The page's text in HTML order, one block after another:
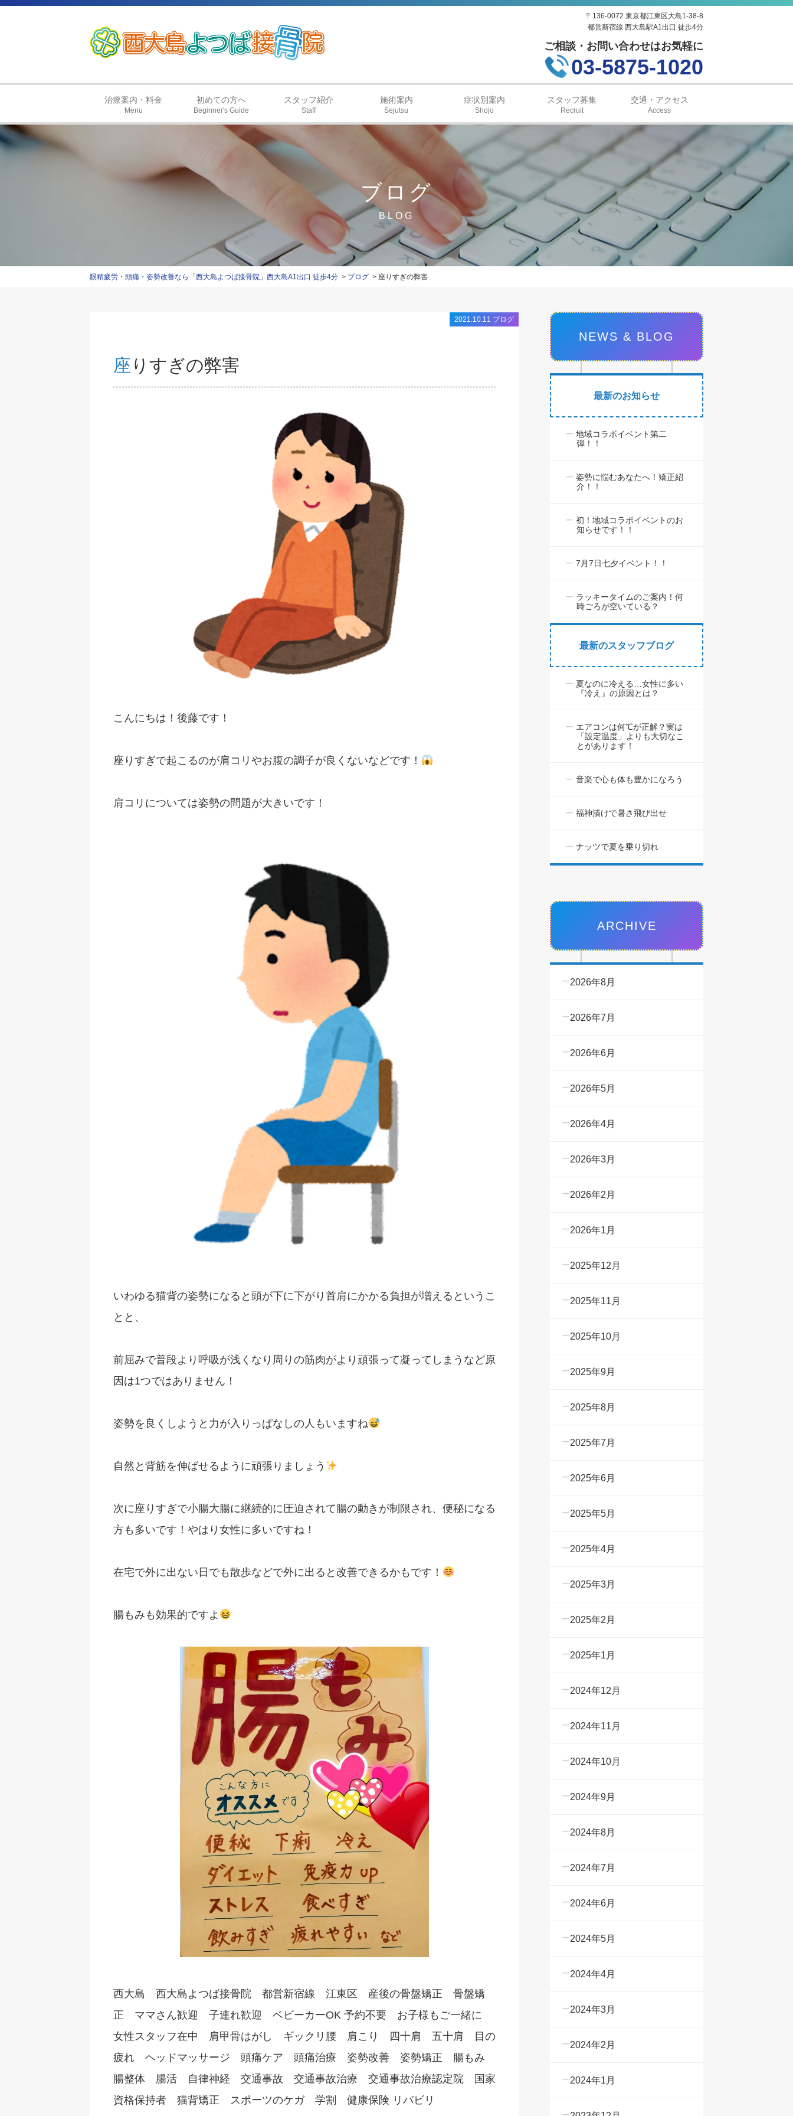
〒136-0072 東京都江東区大島1-38-8
都営新宿線 西大島駅A1出口 徒歩4分
ご相談・お問い合わせはお気軽に
03-5875-1020
治療案内・料金
Menu
初めての方へ
Beginner's Guide
スタッフ紹介
Staff
施術案内
Sejutsu
症状別案内
Shojo
スタッフ募集
Recruit
交通・アクセス
Access
ブログ
BLOG
眼精疲労・頭痛・姿勢改善なら「西大島よつば接骨院」西大島A1出口 徒歩4分 ブログ 座りすぎの弊害
2021.10.11 ブログ
座りすぎの弊害
こんにちは！後藤です！
座りすぎで起こるのが肩コリやお腹の調子が良くないなどです！
肩コリについては姿勢の問題が大きいです！
いわゆる猫背の姿勢になると頭が下に下がり首肩にかかる負担が増えるというこ
とと、
前屈みで普段より呼吸が浅くなり周りの筋肉がより頑張って凝ってしまうなど原
因は1つではありません！
姿勢を良くしようと力が入りっぱなしの人もいますね
自然と背筋を伸ばせるように頑張りましょう
次に座りすぎで小腸大腸に継続的に圧迫されて腸の動きが制限され、便秘になる
方も多いです！やはり女性に多いですね！
在宅で外に出ない日でも散歩などで外に出ると改善できるかもです！
腸もみも効果的ですよ
西大島 西大島よつば接骨院 都営新宿線 江東区 産後の骨盤矯正 骨盤矯
正 ママさん歓迎 子連れ歓迎 ベビーカーOK 予約不要 お子様もご一緒に
女性スタッフ在中 肩甲骨はがし ギックリ腰 肩こり 四十肩 五十肩 目の
疲れ ヘッドマッサージ 頭痛ケア 頭痛治療 姿勢改善 姿勢矯正 腸もみ
腸整体 腸活 自律神経 交通事故 交通事故治療 交通事故治療認定院 国家
資格保持者 猫背矯正 スポーツのケガ 学割 健康保険 リバビリ
NEWS & BLOG
最新のお知らせ
地域コラボイベント第二
弾！！
姿勢に悩むあなたへ！矯正紹
介！！
初！地域コラボイベントのお
知らせです！！
7月7日七夕イベント！！
ラッキータイムのご案内！何
時ごろが空いている？
最新のスタッフブログ
夏なのに冷える…女性に多い
『冷え』の原因とは？
エアコンは何℃が正解？実は
「設定温度」よりも大切なこ
とがあります！
音楽で心も体も豊かになろう
福神漬けで暑さ飛び出せ
ナッツで夏を乗り切れ
ARCHIVE
2026年8月
2026年7月
2026年6月
2026年5月
2026年4月
2026年3月
2026年2月
2026年1月
2025年12月
2025年11月
2025年10月
2025年9月
2025年8月
2025年7月
2025年6月
2025年5月
2025年4月
2025年3月
2025年2月
2025年1月
2024年12月
2024年11月
2024年10月
2024年9月
2024年8月
2024年7月
2024年6月
2024年5月
2024年4月
2024年3月
2024年2月
2024年1月